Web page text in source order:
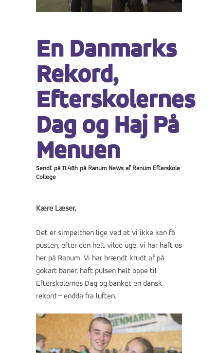
En Danmarks
Rekord,
Efterskolernes
Dag og Haj På
Menuen
Sendt på 11:48h på Ranum News af Ranum Efterskole
College
Kære Læser,
Det er simpelthen lige ved at vi ikke kan få
pusten, efter den helt vilde uge, vi har haft os
her på Ranum. Vi har brændt krudt af på
gokart baner, haft pulsen helt oppe til
Efterskolernes Dag og banket en dansk
rekord – endda fra luften.